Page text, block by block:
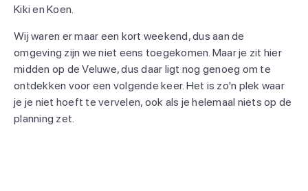
Kiki en Koen.
Wij waren er maar een kort weekend, dus aan de
omgeving zijn we niet eens toegekomen. Maar je zit hier
midden op de Veluwe, dus daar ligt nog genoeg om te
ontdekken voor een volgende keer. Het is zo'n plek waar
je je niet hoeft te vervelen, ook als je helemaal niets op de
planning zet.